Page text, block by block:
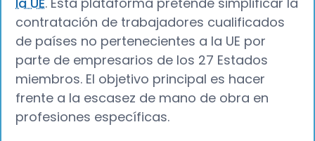
contratación de trabajadores cualificados
de países no pertenecientes a la UE por
parte de empresarios de los 27 Estados
miembros. El objetivo principal es hacer
frente a la escasez de mano de obra en
profesiones específicas.